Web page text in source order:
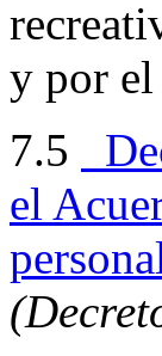
y por el
7.5
el